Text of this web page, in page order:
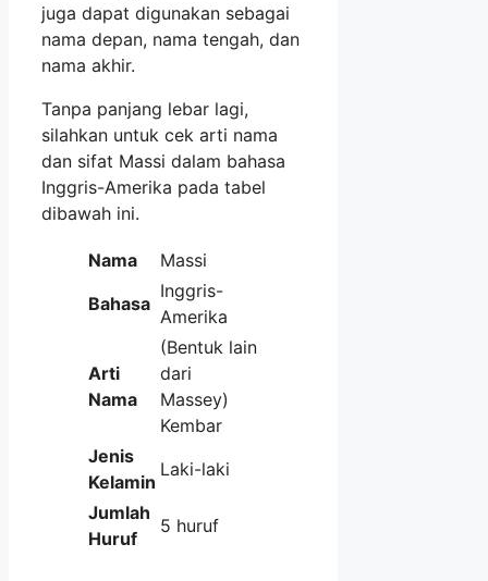
juga dapat digunakan sebagai
nama depan, nama tengah, dan
nama akhir.
Tanpa panjang lebar lagi,
silahkan untuk cek arti nama
dan sifat Massi dalam bahasa
Inggris-Amerika pada tabel
dibawah ini.
Nama
Massi
Bahasa
Inggris-
Amerika
Arti
Nama
(Bentuk lain
dari
Massey)
Kembar
Jenis
Kelamin
Laki-laki
Jumlah
Huruf
5 huruf